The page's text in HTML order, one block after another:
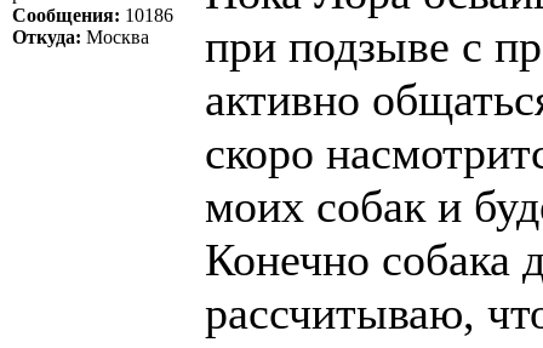
Сообщения: 10186
Откуда: Москва
при подзыве с
активно
скоро
моих собак и
Конечно собака
рассчитываю,